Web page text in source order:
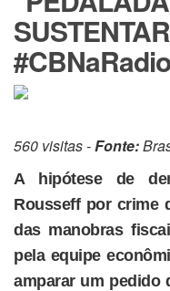
560 visitas -Fonte:
A hipótese de
Rousseff por crime
das manobras
pela equipe
amparar um pedido